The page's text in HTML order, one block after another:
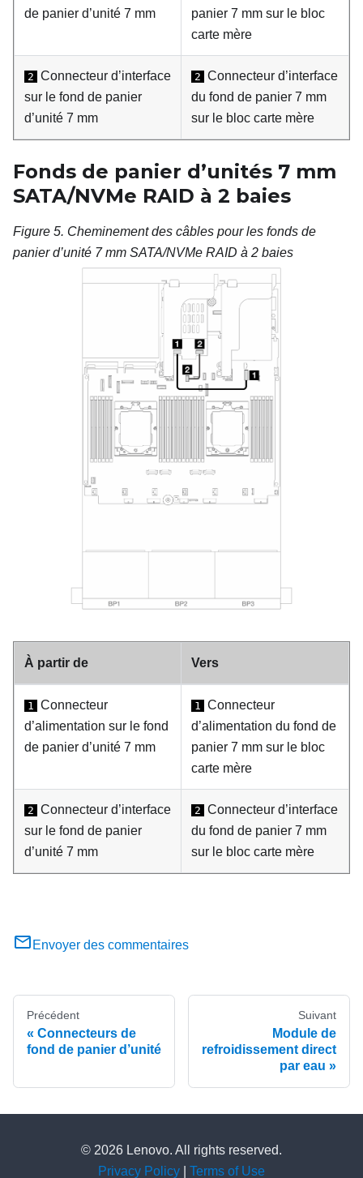
de panier d’unité 7 mm
panier 7 mm sur le bloc
carte mère
2 Connecteur d’interface
sur le fond de panier
d’unité 7 mm
2 Connecteur d’interface
du fond de panier 7 mm
sur le bloc carte mère
Fonds de panier d’unités 7 mm
SATA/NVMe RAID à 2 baies
Figure 5. Cheminement des câbles pour les fonds de
panier d’unité 7 mm SATA/NVMe RAID à 2 baies
À partir de Vers
1
Connecteur
d’alimentation sur le fond
de panier d’unité 7 mm
1
Connecteur
d’alimentation du fond de
panier 7 mm sur le bloc
carte mère
2 Connecteur d’interface
sur le fond de panier
d’unité 7 mm
2 Connecteur d’interface
du fond de panier 7 mm
sur le bloc carte mère
Envoyer des commentaires
Précédent
Connecteurs de
fond de panier d’unité
Suivant
Module de
refroidissement direct
par eau
© 2026 Lenovo. All rights reserved.
Privacy Policy
Terms of Use